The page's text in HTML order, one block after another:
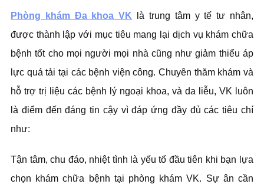
Phòng khám Đa khoa VK là trung tâm y tế tư nhân,
được thành lập với mục tiêu mang lại dịch vụ khám chữa
bệnh tốt cho mọi người mọi nhà cũng như giảm thiểu áp
lực quá tải tại các bệnh viện công. Chuyên thăm khám và
hỗ trợ trị liệu các bệnh lý ngoại khoa, và da liễu, VK luôn
là điểm đến đáng tin cậy vì đáp ứng đầy đủ các tiêu chí
như:
Tận tâm, chu đáo, nhiệt tình là yếu tố đầu tiên khi bạn lựa
chọn khám chữa bệnh tại phòng khám VK. Sự ân cần